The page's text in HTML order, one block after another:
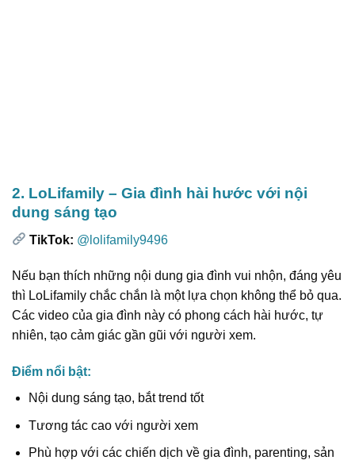
2. LoLifamily – Gia đình hài hước với nội
dung sáng tạo
TikTok: @lolifamily9496
Nếu bạn thích những nội dung gia đình vui nhộn, đáng yêu
thì LoLifamily chắc chắn là một lựa chọn không thể bỏ qua.
Các video của gia đình này có phong cách hài hước, tự
nhiên, tạo cảm giác gần gũi với người xem.
Điểm nổi bật:
Nội dung sáng tạo, bắt trend tốt
Tương tác cao với người xem
Phù hợp với các chiến dịch về gia đình, parenting, sản